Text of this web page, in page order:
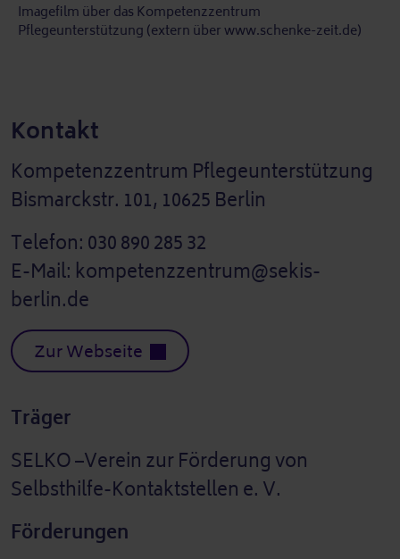
Imagefilm über das Kompetenzzentrum
Pflegeunterstützung (extern über www.schenke-zeit.de)
Kontakt
Kompetenzzentrum Pflegeunterstützung
Bismarckstr. 101, 10625 Berlin
Telefon: 030 890 285 32
E-Mail: kompetenzzentrum@sekis-
berlin.de
Zur Webseite
Träger
SELKO –Verein zur Förderung von
Selbsthilfe-Kontaktstellen e. V.
Förderungen